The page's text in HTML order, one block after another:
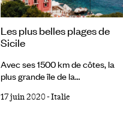
et de villages-rivages, décidé à
vivre plus intensément encore
sa relation à la mer.
Les plus belles plages de
Sicile
Avec ses 1500 km de côtes, la
plus grande île de la
hédoniste et solaire vit au
17 juin 2020-Italie